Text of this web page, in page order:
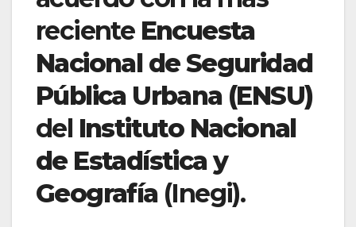
reciente Encuesta
Nacional de Seguridad
Pública Urbana (ENSU)
del Instituto Nacional
de Estadística y
Geografía(Inegi).